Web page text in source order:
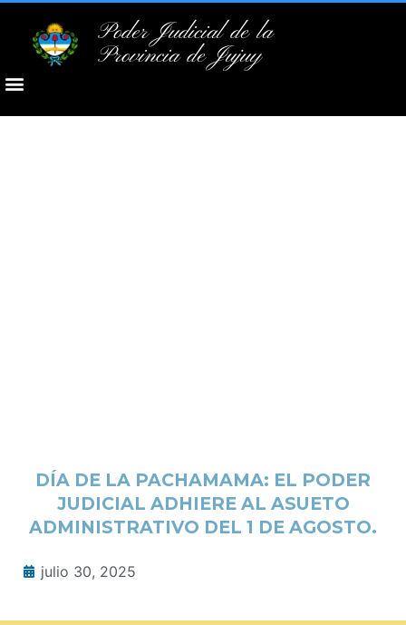
Poder Judicial de la
Provincia de Jujuy
DÍA DE LA PACHAMAMA: EL PODER
JUDICIAL ADHIERE AL ASUETO
ADMINISTRATIVO DEL 1 DE AGOSTO.
julio 30, 2025